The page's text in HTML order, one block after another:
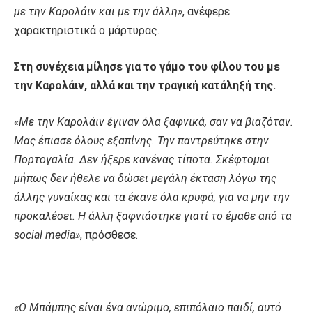
με την Καρολάιν και με την άλλη», ανέφερε
χαρακτηριστικά ο μάρτυρας.
Στη συνέχεια μίλησε για το γάμο του φίλου του με
την Καρολάιν, αλλά και την τραγική κατάληξή της.
«Με την Καρολάιν έγιναν όλα ξαφνικά, σαν να βιαζόταν.
Μας έπιασε όλους εξαπίνης. Την παντρεύτηκε στην
Πορτογαλία. Δεν ήξερε κανένας τίποτα. Σκέφτομαι
μήπως δεν ήθελε να δώσει μεγάλη έκταση λόγω της
άλλης γυναίκας και τα έκανε όλα κρυφά, για να μην την
προκαλέσει. Η άλλη ξαφνιάστηκε γιατί το έμαθε από τα
social media», πρόσθεσε.
«Ο Μπάμπης είναι ένα ανώριμο, επιπόλαιο παιδί, αυτό